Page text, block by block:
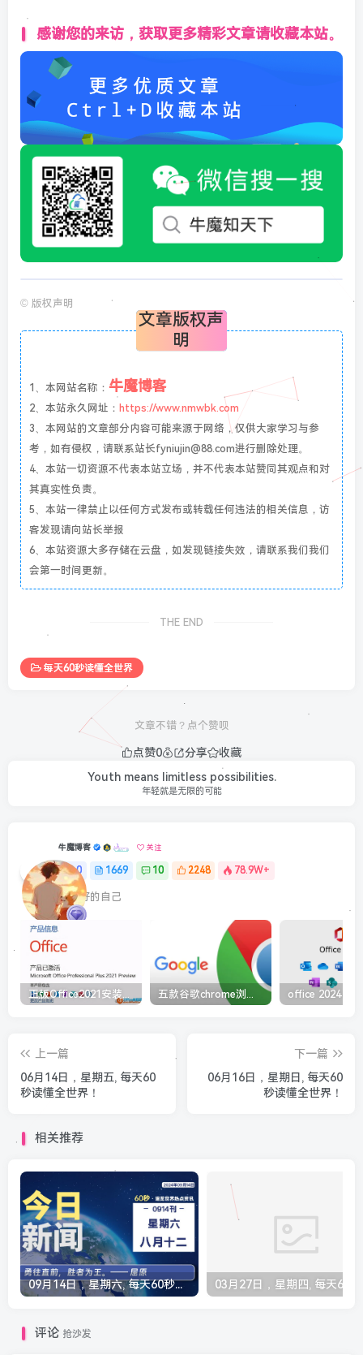
感谢您的来访，获取更多精彩文章请收藏本站。
© 版权声明
文章版权声
明
1、本网站名称： 牛魔博客
2、本站永久网址： https://www.nmwbk.com
3、本网站的文章部分内容可能来源于网络，仅供大家学习与参
考，如有侵权，请联系站长fyniujin@88.com进行删除处理。
4、本站一切资源不代表本站立场，并不代表本站赞同其观点和对
其真实性负责。
5、本站一律禁止以任何方式发布或转载任何违法的相关信息，访
客发现请向站长举报
6、本站资源大多存储在云盘，如发现链接失效，请联系我们我们
会第一时间更新。
THE END
每天60秒读懂全世界
文章不错？点个赞呗
点赞0 分享
收藏
Youth means limitless possibilities.
年轻就是无限的可能
牛魔博客 关注
0 1669 10 2248 78.9W+
最最好的自己
五款谷歌chrome浏览器截图插件工具推荐
上一篇
06月14日，星期五, 每天60
秒读懂全世界！
下一篇
06月16日，星期日, 每天60
秒读懂全世界！
相关推荐
09月14日，星期六, 每天60秒读懂全世界！
评论 抢沙发